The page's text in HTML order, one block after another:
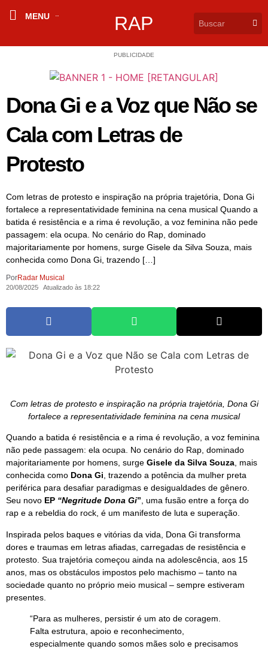
MENU RAP
PUBLICIDADE
Dona Gi e a Voz que Não se
Cala com Letras de
Protesto
Com letras de protesto e inspiração na própria trajetória, Dona Gi
fortalece a representatividade feminina na cena musical Quando a
batida é resistência e a rima é revolução, a voz feminina não pede
passagem: ela ocupa. No cenário do Rap, dominado
majoritariamente por homens, surge Gisele da Silva Souza, mais
conhecida como Dona Gi, trazendo […]
PorRadar Musical
20/08/2025 Atualizado às 18:22
Com letras de protesto e inspiração na própria trajetória, Dona Gi
fortalece a representatividade feminina na cena musical
Quando a batida é resistência e a rima é revolução, a voz feminina
não pede passagem: ela ocupa. No cenário do Rap, dominado
majoritariamente por homens, surge Gisele da Silva Souza , mais
conhecida como Dona Gi , trazendo a potência da mulher preta
periférica para desafiar paradigmas e desigualdades de gênero.
Seu novo EP “Negritude Dona Gi” , uma fusão entre a força do
rap e a rebeldia do rock, é um manifesto de luta e superação.
Inspirada pelos baques e vitórias da vida, Dona Gi transforma
dores e traumas em letras afiadas, carregadas de resistência e
protesto. Sua trajetória começou ainda na adolescência, aos 15
anos, mas os obstáculos impostos pelo machismo – tanto na
sociedade quanto no próprio meio musical – sempre estiveram
presentes.
“Para as mulheres, persistir é um ato de coragem.
Falta estrutura, apoio e reconhecimento,
especialmente quando somos mães solo e precisamos